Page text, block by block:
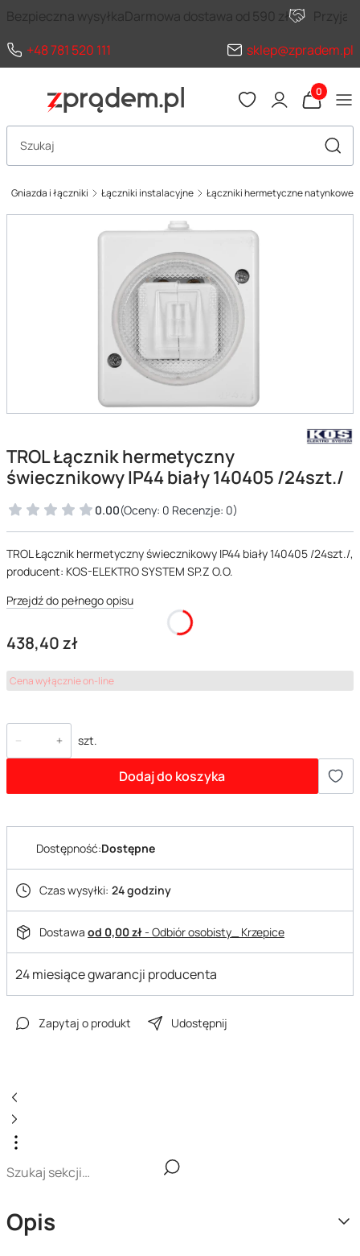
Bezpieczna wysyłkaDarmowa dostawa od 590 zł
+48 781 520 111
sklep@zpradem.pl
Produkty
Otwórz wyszukiwarkę
Gniazda i łączniki Łączniki instalacyjne Łączniki hermetyczne natynkowe
TROL Łącznik hermetyczny
świecznikowy IP44 biały 140405 /24szt./
0.00(Oceny: 0 Recenzje: 0)
TROL Łącznik hermetyczny świecznikowy IP44 biały 140405 /24szt./,
producent: KOS-ELEKTRO SYSTEM SP.Z O.O.
Przejdź do pełnego opisu
Cena
438,40 zł
Cena wyłącznie on-line
szt.
Dodaj do koszyka
Dostępność:Dostępne
Czas wysyłki: 24 godziny
Dostawa od 0,00 zł- Odbiór osobisty_ Krzepice
24 miesiące gwarancji producenta
Zapytaj o produkt Udostępnij
Opis